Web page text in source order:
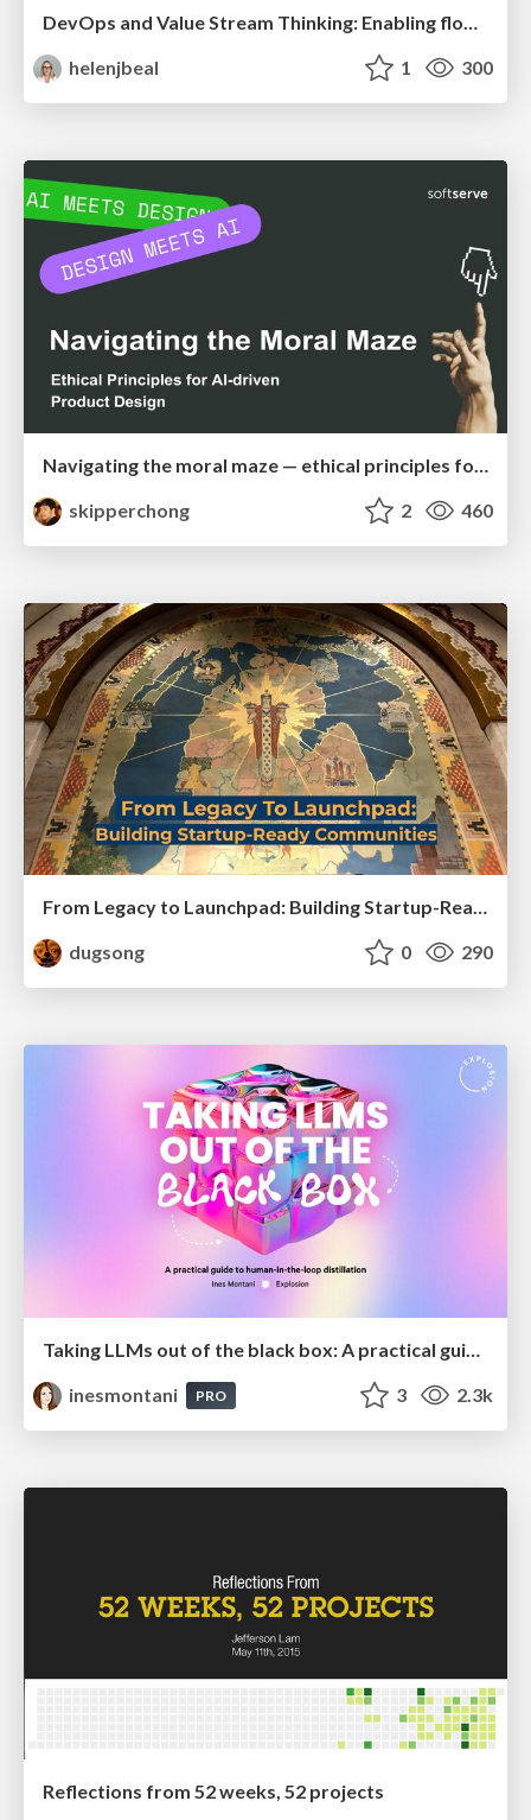
DevOps and Value Stream Thinking: Enabling flow, efficiency and business value
helenjbeal
1 300
Navigating the moral maze — ethical principles for Al-driven product design
skipperchong
2 460
From Legacy to Launchpad: Building Startup-Ready Communities
dugsong
0 290
inesmontani
PRO 3 2.3k
Reflections from 52 weeks, 52 projects